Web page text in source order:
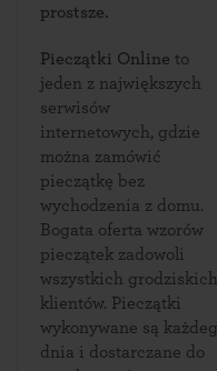
prostsze.
Pieczątki Online to
jeden z największych
serwisów
internetowych, gdzie
można zamówić
pieczątkę bez
wychodzenia z domu.
Bogata oferta wzorów
pieczątek zadowoli
wszystkich grodziskich
klientów. Pieczątki
wykonywane są
dnia i dostarczane do